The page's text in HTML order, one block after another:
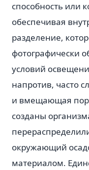
способность или
обеспечивая
разделение,
фотографически
условий
напротив, часто
и вмещающая
созданы
окружающий
материалом.